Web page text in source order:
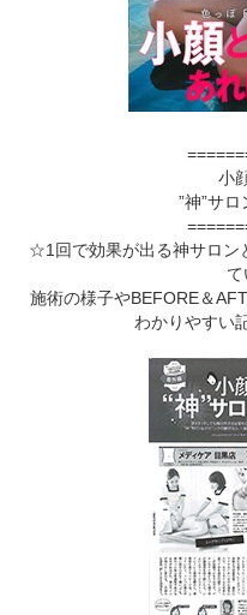
小
”神”サ
☆1回で効果が出る神サロン
て
施術の様子やBEFORE＆
わかりやすい